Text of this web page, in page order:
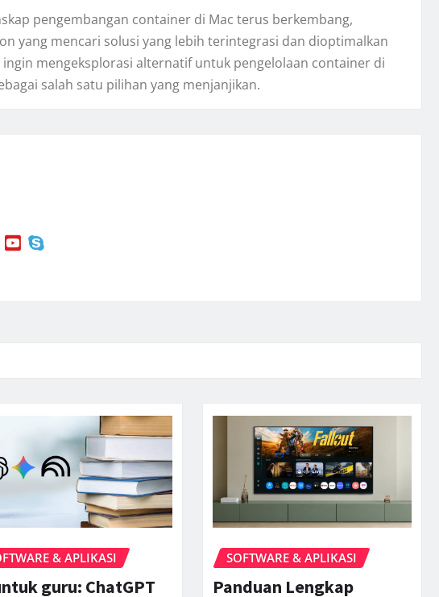
pengembangan container di Mac terus berkembang,
yang mencari solusi yang lebih terintegrasi dan dioptimalkan
mengeksplorasi alternatif untuk pengelolaan container di
salah satu pilihan yang menjanjikan.
& APLIKASI
guru: ChatGPT
SOFTWARE & APLIKASI
Panduan Lengkap